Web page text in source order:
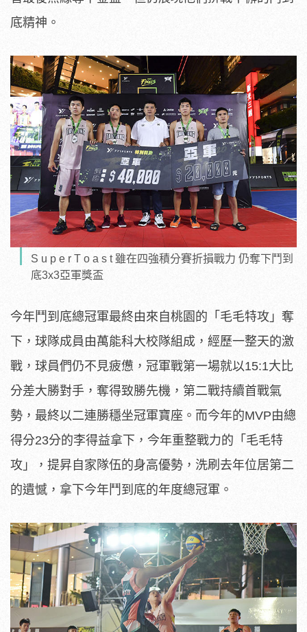
底精神。
S u p e r T o a s t 雖在四強積分賽折損戰力 仍奪下鬥到
底3x3亞軍獎盃
今年鬥到底總冠軍最終由來自桃園的「毛毛特攻」奪
下，球隊成員由萬能科大校隊組成，經歷一整天的激
戰，球員們仍不見疲憊，冠軍戰第一場就以15:1大比
分差大勝對手，奪得致勝先機，第二戰持續首戰氣
勢，最終以二連勝穩坐冠軍寶座。而今年的MVP由總
得分23分的李得益拿下，今年重整戰力的「毛毛特
攻」，提昇自家隊伍的身高優勢，洗刷去年位居第二
的遺憾，拿下今年鬥到底的年度總冠軍。